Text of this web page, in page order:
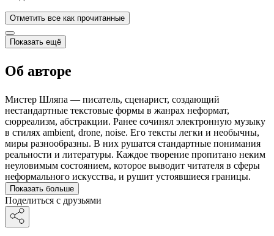
Отметить все как прочитанные
Показать ещё
Об авторе
Мистер Шляпа — писатель, сценарист, создающий
нестандартные текстовые формы в жанрах неформат,
сюрреализм, абстракции. Ранее сочинял электронную музыку
в стилях ambient, drone, noise. Его тексты легки и необычны,
миры разнообразны. В них рушатся стандартные понимания
реальности и литературы. Каждое творение пропитано неким
неуловимым состоянием, которое выводит читателя в сферы
неформального искусства, и рушит устоявшиеся границы.
Показать больше
Поделиться с друзьями